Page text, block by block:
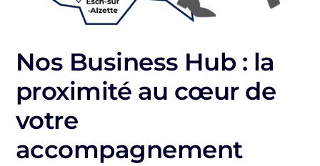
Nos Business Hub : la
proximité au cœur de
votre
accompagnement